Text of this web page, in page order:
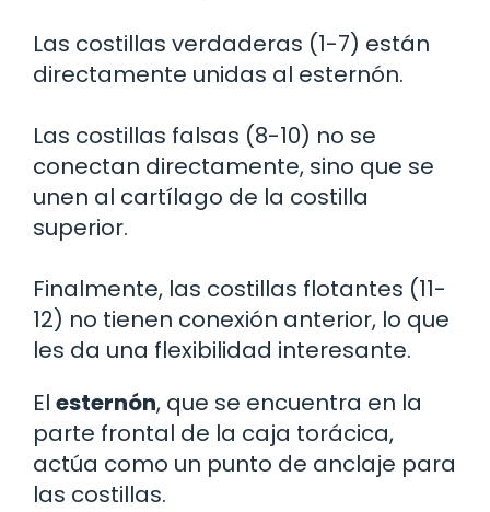
Las costillas verdaderas (1-7) están
directamente unidas al esternón.
Las costillas falsas (8-10) no se
conectan directamente, sino que se
unen al cartílago de la costilla
superior.
Finalmente, las costillas flotantes (11-
12) no tienen conexión anterior, lo que
les da una flexibilidad interesante.
El esternón, que se encuentra en la
parte frontal de la caja torácica,
actúa como un punto de anclaje para
las costillas.